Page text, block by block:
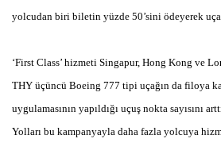
yolcudan biri biletin yüzde 50’sini ödeyerek
‘First Class’ hizmeti Singapur, Hong Kong ve
THY üçüncü Boeing 777 tipi uçağın da filoya
uygulamasının yapıldığı uçuş nokta sayısını
Yolları bu kampanyayla daha fazla yolcuya